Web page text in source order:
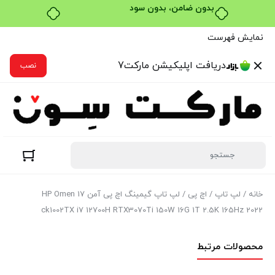
خرید قسطی با ترب‌پی
نمایش فهرست
دریافت اپلیکیشن مارکت7 نصب
خانه / لپ تاپ / اچ پی
/ لپ تاپ گیمینگ اچ پی آمن HP Omen 17
ck1002TX i7 12700H RTX3070Ti 150W 16G 1T 2.5K 165Hz 2022
محصولات مرتبط